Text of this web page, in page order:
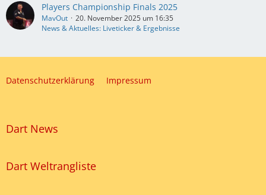
Players Championship Finals 2025
MavOut
20. November 2025 um 16:35
News & Aktuelles: Liveticker & Ergebnisse
Datenschutzerklärung Impressum
Dart News
Dart Weltrangliste